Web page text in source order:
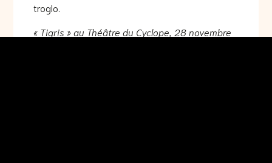
troglo.
« Tigris » au Théâtre du Cyclope, 28 novembre